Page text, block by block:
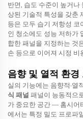
반면, 습도 수준이 높거
상된 기술적 특성을 갖춘
등은 모두 습기 저항성 코
인 청소에도 성능 저하가
합한 패널을 지정하는 것
손 등으로 이어져 시정
음향 및 열적 환경
실의 기능에는 음향적·열
식 패널 패널이 능동적으
가 중요한 공간 — 홈시어
에서는 특정 밀도 프로파